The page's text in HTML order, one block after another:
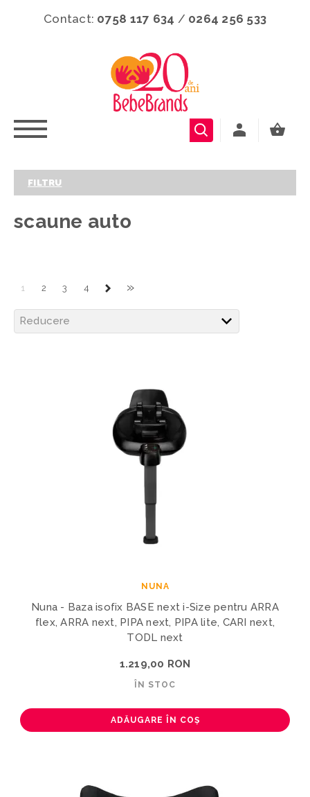
Contact: 0758 117 634 / 0264 256 533
FILTRU
scaune auto
1 2 3 4 »
NUNA
Nuna - Baza isofix BASE next i-Size pentru ARRA
flex, ARRA next, PIPA next, PIPA lite, CARI next,
TODL next
1.219,00 RON
ÎN STOC
ADĂUGARE ÎN COȘ